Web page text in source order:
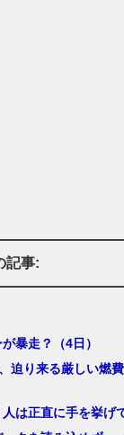
記事:
暴走？（4日）
迫り来る厳しい燃
は正直に手を挙げ